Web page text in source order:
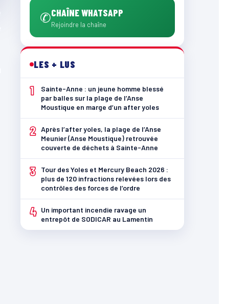
✆CHAÎNE WHATSAPP
Rejoindre la chaîne
LES + LUS
1
Sainte-Anne : un jeune homme blessé
par balles sur la plage de l’Anse
Moustique en marge d’un after yoles
2 Après l’after yoles, la plage de l’Anse
Meunier (Anse Moustique) retrouvée
couverte de déchets à Sainte-Anne
3
Tour des Yoles et Mercury Beach 2026 :
plus de 120 infractions relevées lors des
contrôles des forces de l’ordre
4 Un important incendie ravage un
entrepôt de SODICAR au Lamentin